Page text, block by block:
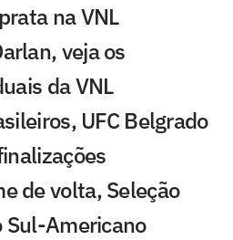
na VNL
veja os
da VNL
UFC Belgrado
de volta, Seleção
Sul-Americano